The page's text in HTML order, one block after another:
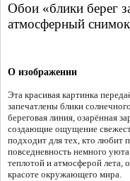
Обои «блики берег
атмосферный
О изображении
Эта красивая картинка
запечатлены блики
береговая линия, озарённая
создающие ощущение
подходит для тех, кто любит
повседневность немного
теплотой и атмосферой лета,
красоте окружающего мира.